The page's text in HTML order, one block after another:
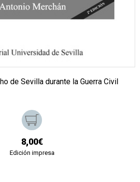
de Sevilla durante la Guerra Civil
8,00€
Edición impresa